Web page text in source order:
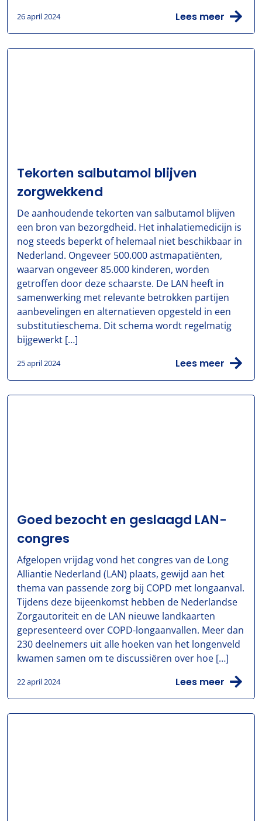
26 april 2024 Lees meer
Tekorten salbutamol blijven
zorgwekkend
De aanhoudende tekorten van salbutamol blijven
een bron van bezorgdheid. Het inhalatiemedicijn is
nog steeds beperkt of helemaal niet beschikbaar in
Nederland. Ongeveer 500.000 astmapatiënten,
waarvan ongeveer 85.000 kinderen, worden
getroffen door deze schaarste. De LAN heeft in
samenwerking met relevante betrokken partijen
aanbevelingen en alternatieven opgesteld in een
substitutieschema. Dit schema wordt regelmatig
bijgewerkt […]
25 april 2024 Lees meer
Goed bezocht en geslaagd LAN-
congres
Afgelopen vrijdag vond het congres van de Long
Alliantie Nederland (LAN) plaats, gewijd aan het
thema van passende zorg bij COPD met longaanval.
Tijdens deze bijeenkomst hebben de Nederlandse
Zorgautoriteit en de LAN nieuwe landkaarten
gepresenteerd over COPD-longaanvallen. Meer dan
230 deelnemers uit alle hoeken van het longenveld
kwamen samen om te discussiëren over hoe […]
22 april 2024 Lees meer